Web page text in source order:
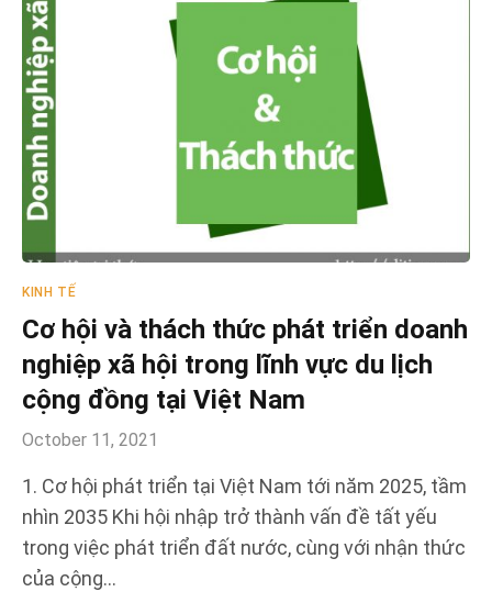
KINH TẾ
Cơ hội và thách thức phát triển doanh
nghiệp xã hội trong lĩnh vực du lịch
cộng đồng tại Việt Nam
October 11, 2021
1. Cơ hội phát triển tại Việt Nam tới năm 2025, tầm
nhìn 2035 Khi hội nhập trở thành vấn đề tất yếu
trong việc phát triển đất nước, cùng với nhận thức
của cộng…